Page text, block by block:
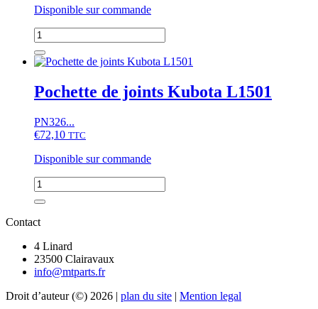
Disponible sur commande
quantité
de
Pochette
joints
Kubota
series
(complet)
Pochette de joints Kubota L1501
PN326...
€72,10 TTC
Disponible sur commande
quantité
de
Pochette
de
Kubota
L1501
Contact
4 Linard
23500 Clairavaux
info@mtparts.fr
Droit d’auteur (©) 2026 | plan du site | Mention legal